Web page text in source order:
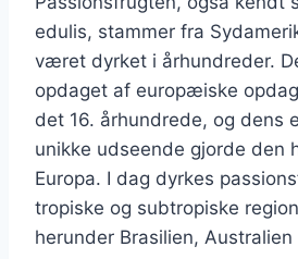
edulis, stammer fra
været dyrket i århundreder.
opdaget af europæiske
det 16. århundrede, og dens
unikke udseende gjorde den
Europa. I dag dyrkes
tropiske og subtropiske
herunder Brasilien,